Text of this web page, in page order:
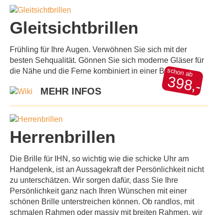
Gleitsichtbrillen
Frühling für Ihre Augen. Verwöhnen Sie sich mit der
besten Sehqualität. Gönnen Sie sich moderne Gläser für
die Nähe und die Ferne kombiniert in einer Brille.
MEHR INFOS
schon ab
398,-
Herrenbrillen
Die Brille für IHN , so wichtig wie die schicke Uhr am
Handgelenk, ist an Aussagekraft der Persönlichkeit nicht
zu unterschätzen. Wir sorgen dafür, dass Sie Ihre
Persönlichkeit ganz nach Ihren Wünschen mit einer
schönen Brille unterstreichen können. Ob randlos, mit
schmalen Rahmen oder massiv mit breiten Rahmen, wir